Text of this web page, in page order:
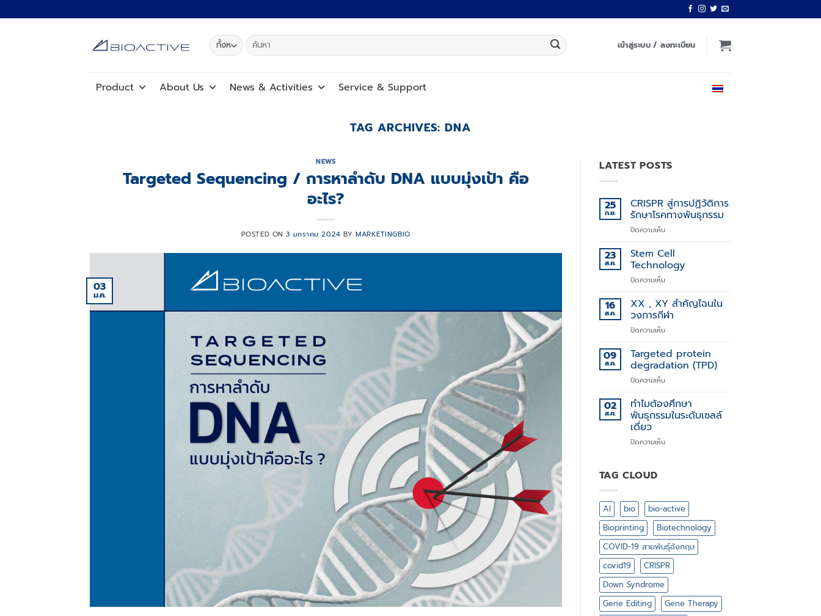
ไป
ค้นหา: เข้าสู่ระบบ / ลงทะเบียน
Product About Us News & Activities Service & Support
TAG ARCHIVES:DNA
NEWS
Targeted Sequencing / การหาลำดับ DNA แบบมุ่งเป้า คือ
อะไร?
POSTED ON3 มกราคม 2024 BY MARKETINGBIO
03
ม.ค.
LATEST POSTS
25
ก.ย.
CRISPR สู่การปฏิวัติการ
รักษาโรคทางพันธุกรรม
ปิดความเห็นบน
สู่
การ
ปฏิวัติ
การ
โรค
ทาง
23
ส.ค.
Stem Cell
Technology
ปิดความเห็นบน
Cell
Technology
16
ส.ค.
XX , XY สำคัญไฉนใน
วงการกีฬา
ปิดความเห็นบน
,
XY
สำคัญ
ไฉน
วงการ
กีฬา
09
ส.ค.
Targeted protein
degradation (TPD)
ปิดความเห็นบน
protein
degradation
(TPD)
02
ส.ค.
ทำไมต้องศึกษา
พันธุกรรมในระดับเซลล์
เดี่ยว
ปิดความเห็นบน
ระดับ
เซลล์
เดี่ยว
TAG CLOUD
AI bio
bio-active
Bioprinting
Biotechnology
COVID-19 สายพันธุ์อังกฤษ
covid19
CRISPR
Down Syndrome
Gene Editing
Gene Therapy